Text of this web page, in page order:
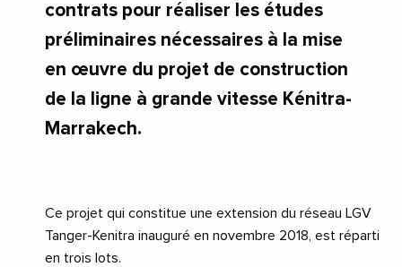
contrats pour réaliser les études
préliminaires nécessaires à la mise
en œuvre du projet de construction
de la ligne à grande vitesse Kénitra-
Marrakech.
Ce projet qui constitue une extension du réseau LGV
Tanger-Kenitra inauguré en novembre 2018, est réparti
en trois lots.